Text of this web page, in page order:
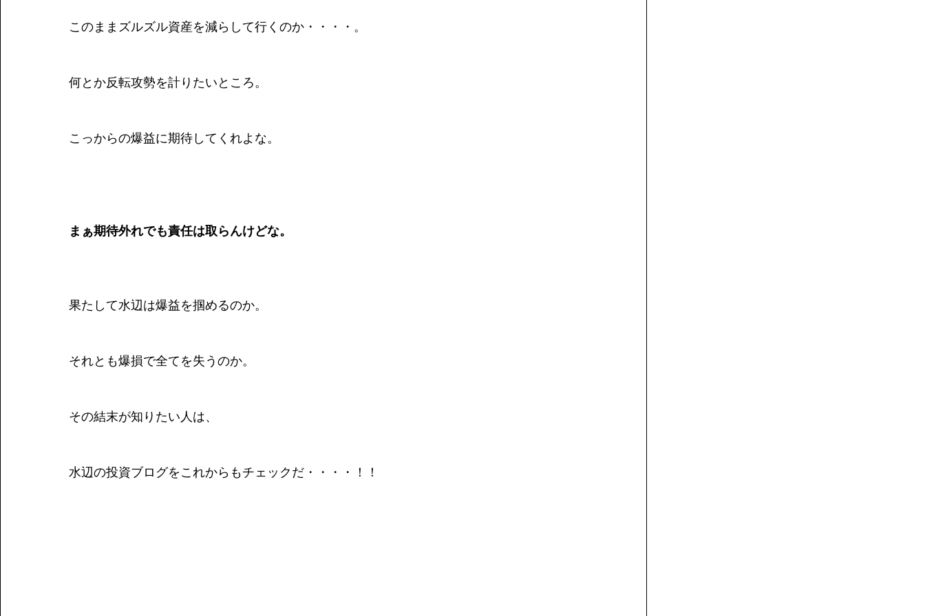
このままズルズル資産を減らして行くのか・・・・。
何とか反転攻勢を計りたいところ。
こっからの爆益に期待してくれよな。
まぁ期待外れでも責任は取らんけどな。
果たして水辺は爆益を掴めるのか。
それとも爆損で全てを失うのか。
その結末が知りたい人は、
水辺の投資ブログをこれからもチェックだ・・・・！！